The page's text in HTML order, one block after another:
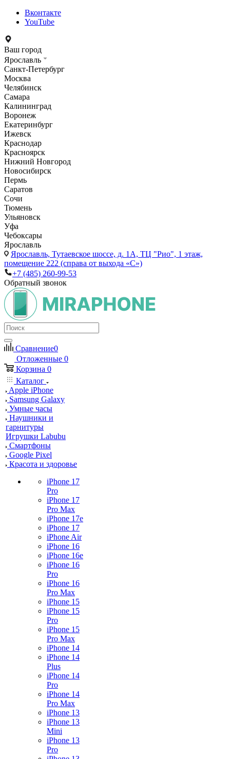
Вконтакте
YouTube
Ваш город
Ярославль
Санкт-Петербург
Москва
Челябинск
Самара
Калининград
Воронеж
Екатеринбург
Ижевск
Краснодар
Красноярск
Нижний Новгород
Новосибирск
Пермь
Саратов
Сочи
Тюмень
Ульяновск
Уфа
Чебоксары
Ярославль
Ярославль, Тутаевское шоссе, д. 1А, ТЦ "Рио", 1 этаж,
помещение 222 (справа от выхода «С»)
+7 (485) 260-99-53
Обратный звонок
Сравнение0
Отложенные 0
Корзина 0
Каталог
Apple iPhone
Samsung Galaxy
Умные часы
Наушники и
гарнитуры
Игрушки Labubu
Смартфоны
Google Pixel
Красота и здоровье
iPhone 17
Pro
iPhone 17
Pro Max
iPhone 17e
iPhone 17
iPhone Air
iPhone 16
iPhone 16e
iPhone 16
Pro
iPhone 16
Pro Max
iPhone 15
iPhone 15
Pro
iPhone 15
Pro Max
iPhone 14
iPhone 14
Plus
iPhone 14
Pro
iPhone 14
Pro Max
iPhone 13
iPhone 13
Mini
iPhone 13
Pro